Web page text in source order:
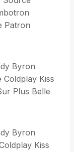
Patron
Byron
Kiss
Plus Belle
Byron
Kiss